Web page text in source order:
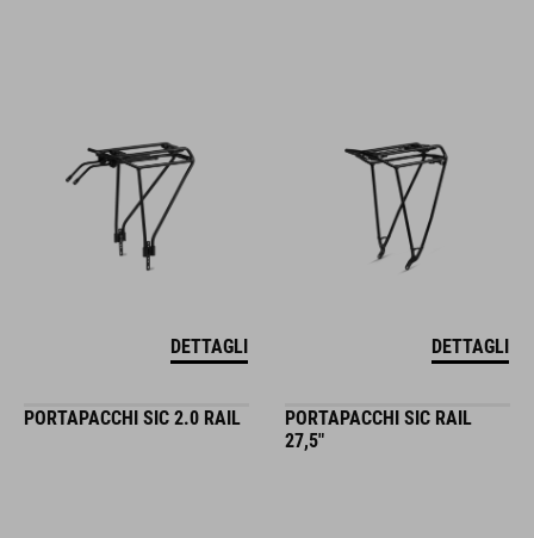
DETTAGLI DETTAGLI
PORTAPACCHI SIC 2.0 RAIL
PORTAPACCHI SIC RAIL
27,5"